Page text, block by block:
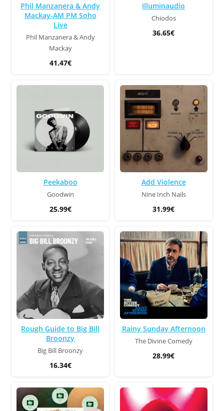
Phil Manzanera & Andy
Mackay-AM PM Soho
Live
Phil Manzanera & Andy
Mackay
41.47€
Illuminaudio
Chiodos
36.65€
Peekaboo
Goodwin
25.99€
Add Violence
Nine Inch Nails
31.99€
Rough Guide to Big Bill
Broonzy
Big Bill Broonzy
16.34€
Rainy Sunday Afternoon
The Divine Comedy
28.99€